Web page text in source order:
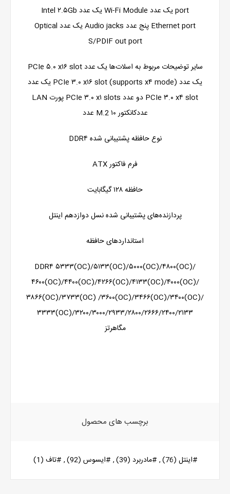
port یک عدد Wi-Fi Module یک عدد Intel ۲.۵Gb
Ethernet port پنج عدد Audio jacks یک عدد Optical
S/PDIF out port
سایر توضیحات مربوط به اسلات‌ها یک عدد PCIe ۵.۰ x۱۶ slot
یک عدد PCIe ۳.۰ x۱۶ slot (supports x۴ mode) یک عدد
PCIe ۳.۰ x۴ slot دو عدد PCIe ۳.۰ x۱ slots پورت LAN
عددکانکتور M.2 ۱۰ عدد
نوع حافظه پشتیبانی شده DDR۴
فرم فاکتور ATX
حافظه ۱۲۸ گیگابایت
پردازنده‌های پشتیبانی شده نسل دوازدهم اینتل
استانداردهای حافظه
DDR۴ ۵۳۳۳(OC)/۵۱۳۳(OC)/۵۰۰۰(OC)/۴۸۰۰(OC)/
۴۶۰۰(OC)/۴۴۰۰(OC)/۴۲۶۶(OC)/۴۱۳۳(OC)/۴۰۰۰(OC)/
۳۸۶۶(OC)/۳۷۳۳(OC) /۳۶۰۰(OC)/۳۴۶۶(OC)/۳۴۰۰(OC)/
۳۳۳۳(OC)/۳۲۰۰/۳۰۰۰/۲۹۳۳/۲۸۰۰/۲۶۶۶/۲۴۰۰/۲۱۳۳
مگاهرتز
برچسب های محصول
#اینتل (76)
, #مادربرد (39)
, #ایسوس (92)
, #تاف (1)